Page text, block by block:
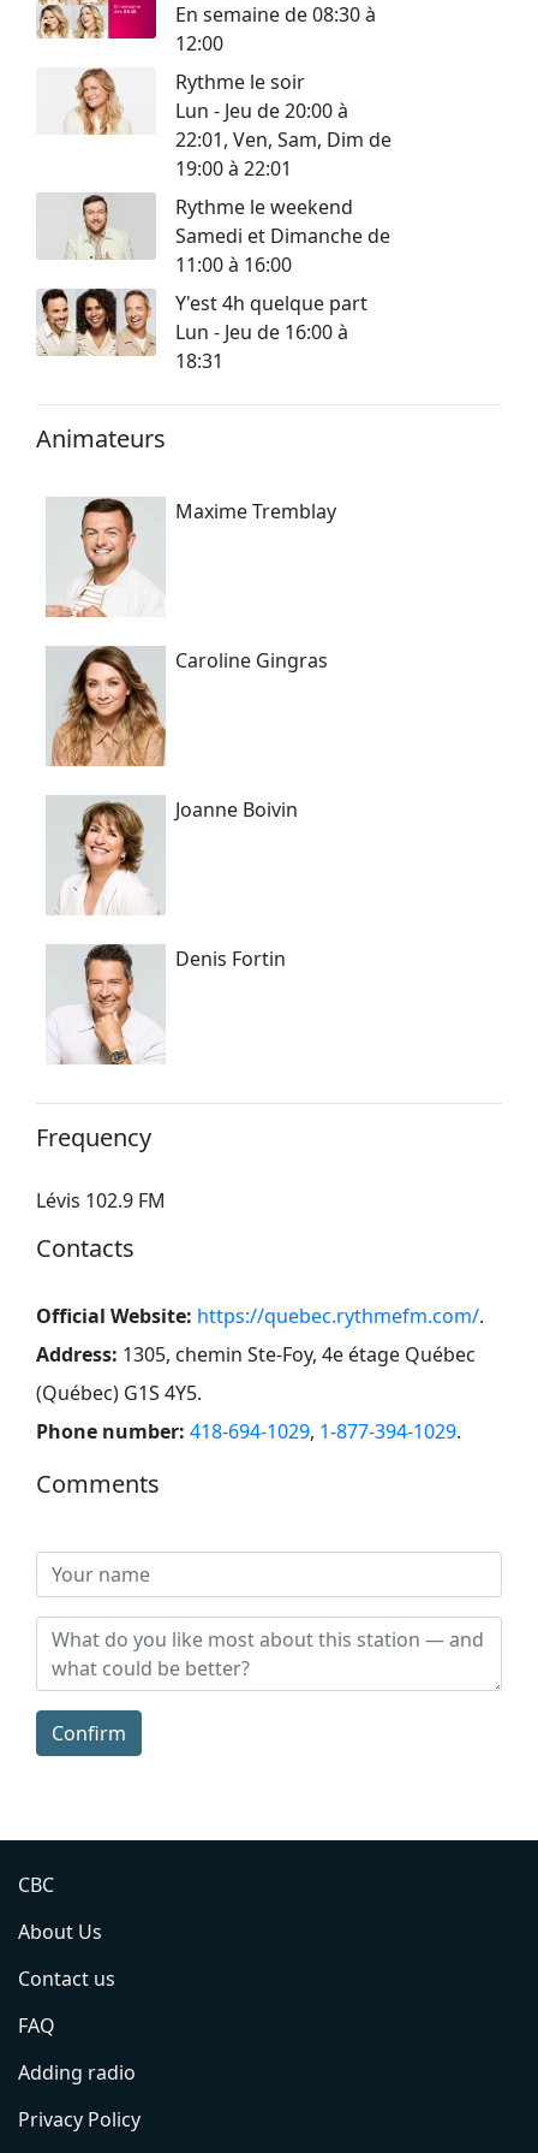
En semaine de 08:30 à
12:00
Rythme le soir
Lun - Jeu de 20:00 à
22:01, Ven, Sam, Dim de
19:00 à 22:01
Rythme le weekend
Samedi et Dimanche de
11:00 à 16:00
Y'est 4h quelque part
Lun - Jeu de 16:00 à
18:31
Animateurs
Maxime Tremblay
Caroline Gingras
Joanne Boivin
Denis Fortin
Frequency
Lévis 102.9 FM
Contacts
Official Website: https://quebec.rythmefm.com/.
Address: 1305, chemin Ste-Foy, 4e étage Québec
(Québec) G1S 4Y5.
Phone number: 418-694-1029, 1-877-394-1029.
Comments
Confirm
CBC
About Us
Contact us
FAQ
Adding radio
Privacy Policy